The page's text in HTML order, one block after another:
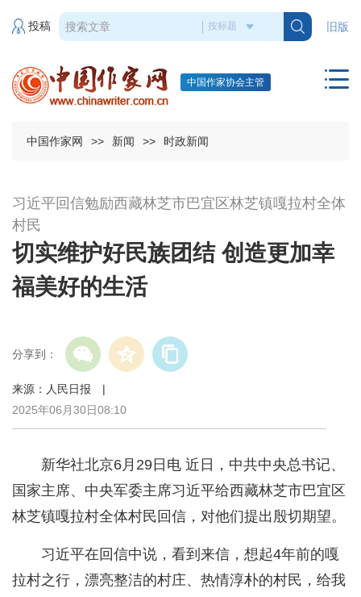
旧版
投稿
中国作家协会主管
中国作家网 >> 新闻 >> 时政新闻
习近平回信勉励西藏林芝市巴宜区林芝镇嘎拉村全体
村民
切实维护好民族团结 创造更加幸
福美好的生活
分享到：
来源：人民日报 |
2025年06月30日08:10
新华社北京6月29日电 近日，中共中央总书记、
国家主席、中央军委主席习近平给西藏林芝市巴宜区
林芝镇嘎拉村全体村民回信，对他们提出殷切期望。
习近平在回信中说，看到来信，想起4年前的嘎
拉村之行，漂亮整洁的村庄、热情淳朴的村民，给我